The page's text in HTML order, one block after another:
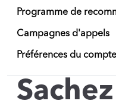
Programme de
Campagnes d'appels
Préférences du compte